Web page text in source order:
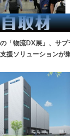
「物流DX展」、サプ
援ソリューションが